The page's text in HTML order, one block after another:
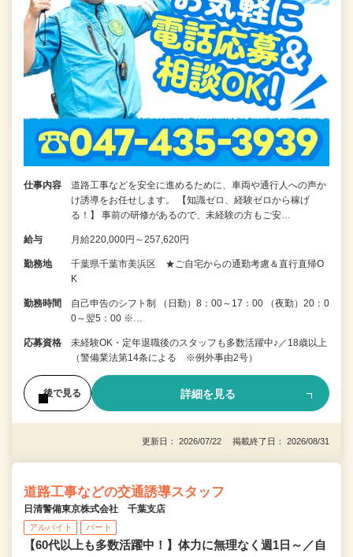
仕事内容
道路工事などを安全に進めるために、車両や通行人への声か
け誘導をお任せします。 【知識ゼロ、経験ゼロから稼げ
る！】 事前の研修があるので、未経験の方もご安…
給与 月給220,000円～257,620円
勤務地
千葉県千葉市美浜区 ★ご自宅からの通勤考慮＆直行直帰O
K
勤務時間
自己申告のシフト制 （日勤）8：00～17：00 （夜勤）20：0
0～翌5：00 ※…
応募資格
未経験OK・定年退職後のスタッフも多数活躍中♪／18歳以上
（警備業法第14条による ※例外事由2号）
後で見る 詳細を見る
更新日： 2026/07/22 掲載終了日： 2026/08/31
道路工事などの交通誘導スタッフ
日清警備東京株式会社 千葉支店
アルバイト パート
【60代以上も多数活躍中！】体力に無理なく週1日～／自